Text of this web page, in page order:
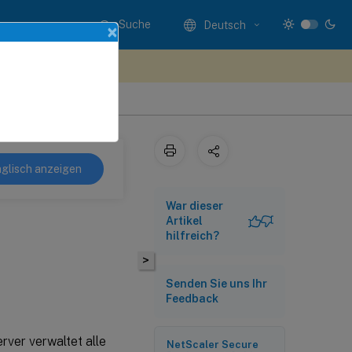
Suche Deutsch
anzeigen
verwaltet alle
>
War dieser
Artikel
hilfreich?
Senden Sie uns Ihr
Feedback
NetScaler Secure
×